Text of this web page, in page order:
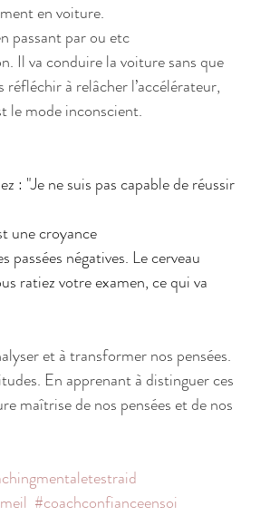
en voiture.
passant par ou etc
Il va conduire la voiture sans que
réfléchir à relâcher l’accélérateur,
le mode inconscient.
: "Je ne suis pas capable de réussir
une croyance
négatives. Le cerveau
ratiez votre examen, ce qui va
et à transformer nos pensées.
En apprenant à distinguer ces
maîtrise de nos pensées et de nos
#coachconfianceensoi